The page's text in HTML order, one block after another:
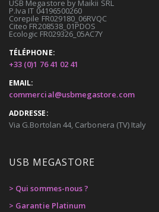
USB Megastore by Maikii SRL
P.Iva IT 04196500260
Corepile FR029180_06RVQC
Citeo FR208538_01PDOS
Ecologic FR029326_05AC7Y
TÉLÉPHONE:
+33 (0)1 76 41 02 41
EMAIL:
commercial@usbmegastore.com
ADDRESSE:
Via G.Bortolan 44, Carbonera (TV) Italy
USB MEGASTORE
> Qui sommes-nous ?
> Garantie Platinum